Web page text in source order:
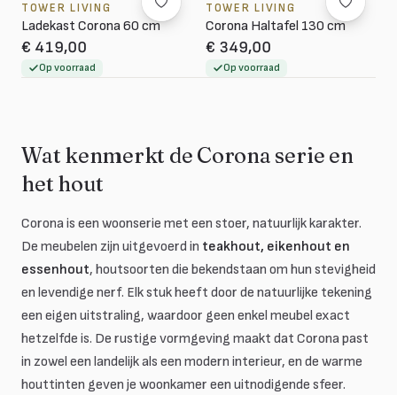
TOWER LIVING
Ladekast Corona 60 cm
€ 419,00
Op voorraad
TOWER LIVING
Corona Haltafel 130 cm
€ 349,00
Op voorraad
Wat kenmerkt de Corona serie en
het hout
Corona is een woonserie met een stoer, natuurlijk karakter.
De meubelen zijn uitgevoerd in teakhout, eikenhout en
essenhout, houtsoorten die bekendstaan om hun stevigheid
en levendige nerf. Elk stuk heeft door de natuurlijke tekening
een eigen uitstraling, waardoor geen enkel meubel exact
hetzelfde is. De rustige vormgeving maakt dat Corona past
in zowel een landelijk als een modern interieur, en de warme
houttinten geven je woonkamer een uitnodigende sfeer.